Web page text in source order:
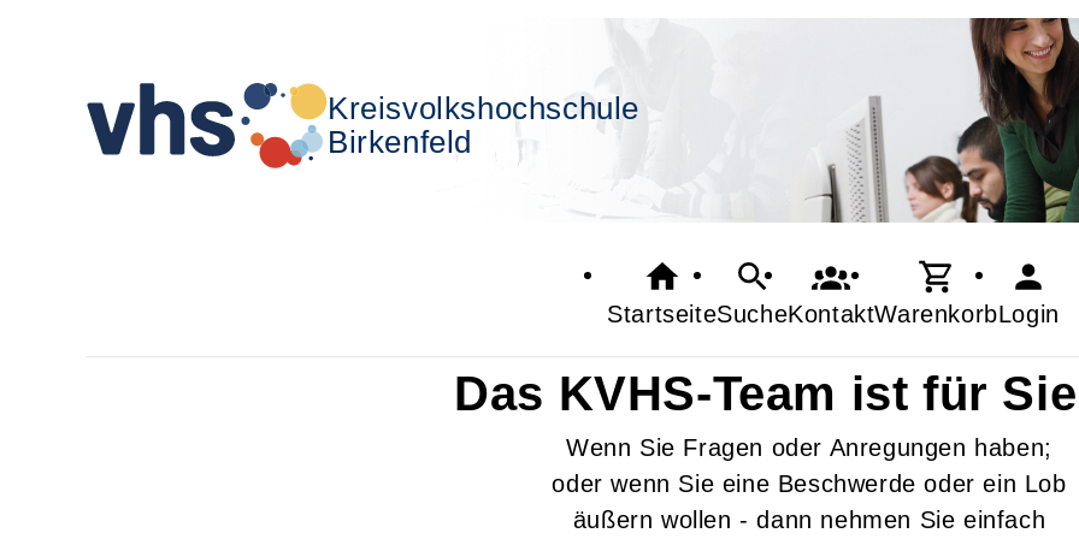
Kreisvolkshochschule
Birkenfeld
StartseiteSucheKontaktWarenkorbLogin
Das KVHS-Team ist für
Wenn Sie Fragen oder Anregungen haben;
oder wenn Sie eine Beschwerde oder ein Lob
äußern wollen - dann nehmen Sie einfach